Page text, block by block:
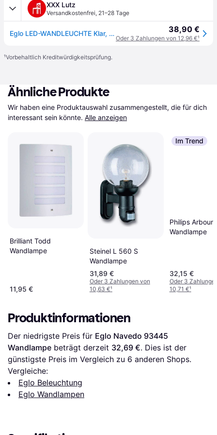
XXX Lutz
Versandkostenfrei, 21–28 Tage
Eglo LED-WANDLEUCHTE Klar, Weiß 38,90 €
Oder 3 Zahlungen von 12,96 €¹
¹Vorbehaltlich Kreditwürdigkeitsprüfung.
Ähnliche Produkte
Wir haben eine Produktauswahl zusammengestellt, die für dich
interessant sein könnte. Alle anzeigen
Brilliant Todd
Wandlampe
11,95 €
Steinel L 560 S
Wandlampe
31,89 €
Oder 3 Zahlungen von
10,63 €¹
Im Trend
Philips Arbour
Wandlampe
32,15 €
Oder 3
10,71 €¹
Produktinformationen
Der niedrigste Preis für Eglo Navedo 93445
Wandlampe beträgt derzeit 32,69 €. Dies ist der
günstigste Preis im Vergleich zu 6 anderen Shops.
Vergleiche:
Eglo Beleuchtung
Eglo Wandlampen